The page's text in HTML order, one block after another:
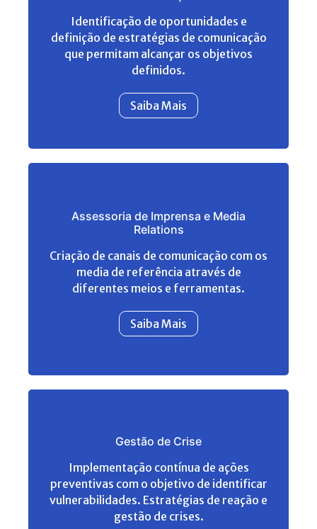
Identificação de oportunidades e
definição de estratégias de comunicação
que permitam alcançar os objetivos
definidos.
Saiba Mais
Assessoria de Imprensa e Media
Relations
Criação de canais de comunicação com os
media de referência através de
diferentes meios e ferramentas.
Saiba Mais
Gestão de Crise
Implementação contínua de ações
preventivas com o objetivo de identificar
vulnerabilidades. Estratégias de reação e
gestão de crises.